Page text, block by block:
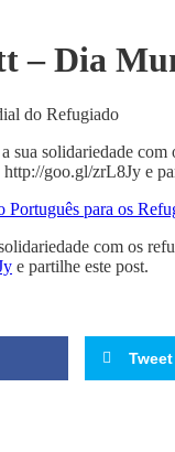
– Dia
sua solidariedade
goo.gl/zrL8Jy e
Português para os
com os
e partilhe este post.
Tweet